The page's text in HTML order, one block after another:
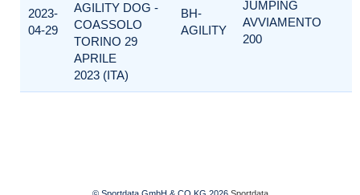
2023-
04-29
AGILITY DOG -
COASSOLO
TORINO 29
APRILE
2023 (ITA)
BH-
AGILITY
JUMPING
AVVIAMENTO
200